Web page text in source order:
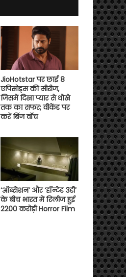
JioHotstar पर छाई 8
एपिसोड्स की सीरीज,
जिसमें दिखा प्यार से धोखे
तक का सफर; वीकेंड पर
करें बिंज वॉच
‘ऑब्सेशन’ और ‘हॉन्टेड 3डी’
के बीच भारत में रिलीज हुई
2200 करोड़ी Horror Film